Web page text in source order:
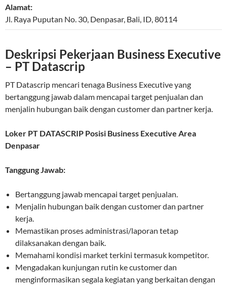
Alamat:
Jl. Raya Puputan No. 30, Denpasar, Bali, ID,80114
Deskripsi Pekerjaan Business Executive
– PT Datascrip
PT Datascrip mencari tenaga Business Executive yang
bertanggung jawab dalam mencapai target penjualan dan
menjalin hubungan baik dengan customer dan partner kerja.
Loker PT DATASCRIP Posisi Business Executive Area
Denpasar
Tanggung Jawab:
Bertanggung jawab mencapai target penjualan.
Menjalin hubungan baik dengan customer dan partner
kerja.
Memastikan proses administrasi/laporan tetap
dilaksanakan dengan baik.
Memahami kondisi market terkini termasuk kompetitor.
Mengadakan kunjungan rutin ke customer dan
menginformasikan segala kegiatan yang berkaitan dengan